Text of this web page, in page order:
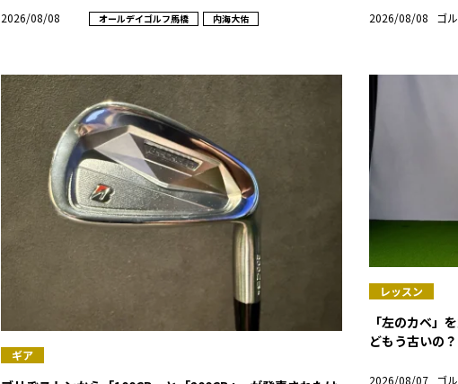
2026/08/08 オールデイゴルフ馬橋 内海大佑 2026/08/08 ゴ
ギア
レッスン
「左のカベ」
どもう古いの？
2026/08/07 ゴ